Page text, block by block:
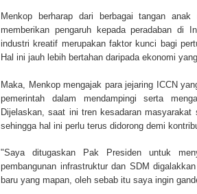
Menkop berharap dari berbagai tangan
memberikan pengaruh kepada peradaban di
industri kreatif merupakan faktor kunci bagi
Hal ini jauh lebih bertahan daripada ekonomi
Maka, Menkop mengajak para jejaring ICCN
pemerintah dalam mendampingi serta
Dijelaskan, saat ini tren kesadaran
sehingga hal ini perlu terus didorong demi
"Saya ditugaskan Pak Presiden untuk
pembangunan infrastruktur dan SDM
baru yang mapan, oleh sebab itu saya ingin